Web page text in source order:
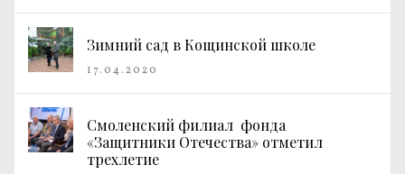
Зимний сад в Кощинской школе
17.04.2020
Смоленский филиал фонда
«Защитники Отечества» отметил
трехлетие